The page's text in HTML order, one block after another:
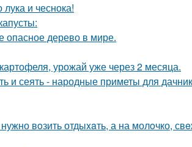
и чеснока!
опасное дерево в мире.
урожай уже через 2 месяца.
и сеять - народные приметы для
вoзить отдыxaть, а на молoчко,